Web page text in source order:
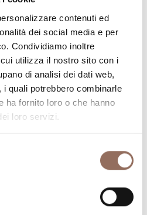
contenuti ed
dei social media e per
Condividiamo inoltre
utilizza il nostro sito con i
di analisi dei dati web,
quali potrebbero combinarle
ha fornito loro o che hanno
loro servizi.
Monferrato Roero, con